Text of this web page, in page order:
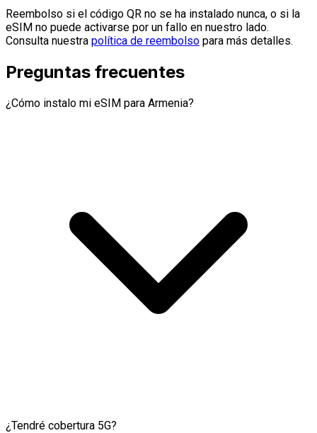
Reembolso si el código QR no se ha instalado nunca, o si la
eSIM no puede activarse por un fallo en nuestro lado.
Consulta nuestra política de reembolso para más detalles.
Preguntas frecuentes
¿Cómo instalo mi eSIM para Armenia?
¿Tendré cobertura 5G?